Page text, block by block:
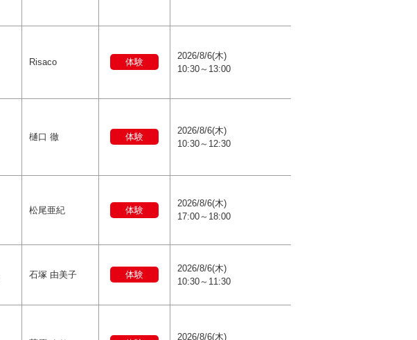
Risaco 体験
2026/8/6(木)
10:30～13:00
樋口 徹 体験
2026/8/6(木)
10:30～12:30
松尾亜紀 体験
2026/8/6(木)
17:00～18:00
石塚 由美子 体験
2026/8/6(木)
10:30～11:30
2026/8/6(木)